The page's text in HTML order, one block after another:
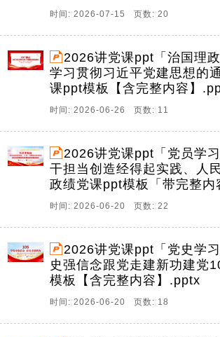
时间: 2026-07-15 页数: 20
2026讲党课ppt「治国理
学习贯彻习近平党建思想的
课ppt模板【含完整内容】
时间: 2026-06-26 页数: 11
2026讲党课ppt「党员学
干担当创造经得起实践、人
政绩党课ppt模板「带完整内
时间: 2026-06-20 页数: 22
2026讲党课ppt「党史学
史强信念跟党走建新功建党
模板【含完整内容】.pptx
时间: 2026-06-20 页数: 18